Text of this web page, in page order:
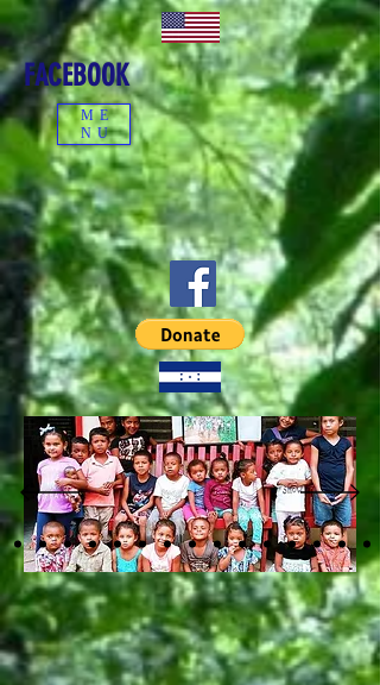
FACEBOOK
ME
NU